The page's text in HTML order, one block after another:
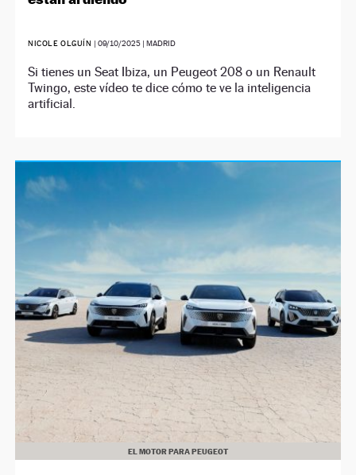
NICOLE OLGUÍN |09/10/2025 | MADRID
Si tienes un Seat Ibiza, un Peugeot 208 o un Renault
Twingo, este vídeo te dice cómo te ve la inteligencia
artificial.
EL MOTOR PARA PEUGEOT